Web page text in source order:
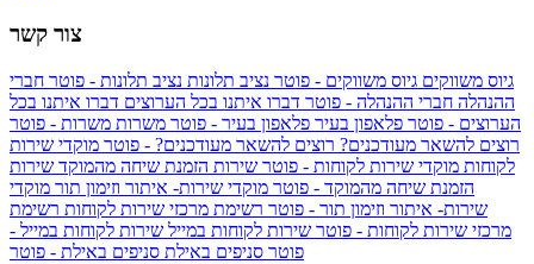
צור קשר
גיוס משווקים גיוס משווקים - פוטר נציב תלונות נציב תלונות - פוטר חברי
ההנהלה חברי ההנהלה - פוטר דברו איתנו בכל הערוצים דברו איתנו בכל
הערוצים - פוטר פלאפון בעיר פלאפון בעיר - פוטר משרות משרות - פוטר
רוצים להשאר מעודכנים? רוצים להשאר מעודכנים? - פוטר מוקדי שירות
לקוחות מוקדי שירות לקוחות - פוטר שירות הזמנת שיחה מהמוקד שירות
הזמנת שיחה מהמוקד - פוטר מוקדי שירות- איתור וזימון תור מוקדי
שירות- איתור וזימון תור - פוטר רשימת מרכזי שירות לקוחות רשימת
מרכזי שירות לקוחות - פוטר שירות לקוחות במייל שירות לקוחות במייל -
פוטר סניפים באילת סניפים באילת - פוטר